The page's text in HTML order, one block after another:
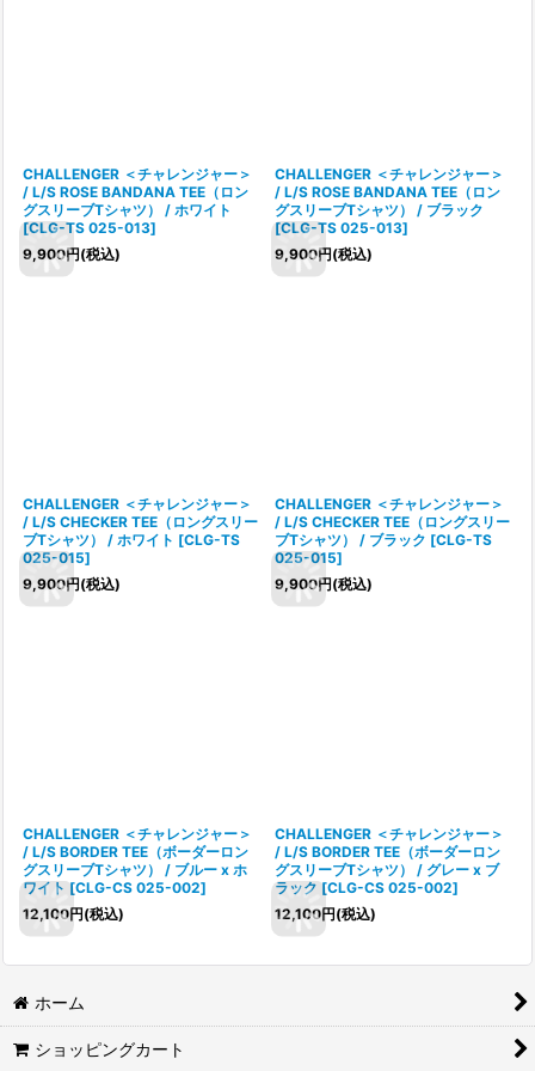
CHALLENGER ＜チャレンジャー＞
/ L/S ROSE BANDANA TEE（ロン
グスリーブTシャツ） / ホワイト
[CLG-TS 025-013]
9,900円(税込)
CHALLENGER ＜チャレンジャー＞
/ L/S ROSE BANDANA TEE（ロン
グスリーブTシャツ） / ブラック
[CLG-TS 025-013]
9,900円(税込)
CHALLENGER ＜チャレンジャー＞
/ L/S CHECKER TEE（ロングスリー
ブTシャツ） / ホワイト [CLG-TS
025-015]
9,900円(税込)
CHALLENGER ＜チャレンジャー＞
/ L/S CHECKER TEE（ロングスリー
ブTシャツ） / ブラック [CLG-TS
025-015]
9,900円(税込)
CHALLENGER ＜チャレンジャー＞
/ L/S BORDER TEE（ボーダーロン
グスリーブTシャツ） / ブルー x ホ
ワイト [CLG-CS 025-002]
12,100円(税込)
CHALLENGER ＜チャレンジャー＞
/ L/S BORDER TEE（ボーダーロン
グスリーブTシャツ） / グレー x ブ
ラック [CLG-CS 025-002]
12,100円(税込)
ホーム
ショッピングカート